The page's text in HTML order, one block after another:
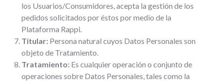
los Usuarios/Consumidores, acepta la gestión de los
pedidos solicitados por éstos por medio de la
Plataforma Rappi.
Titular: Persona natural cuyos Datos Personales son
objeto de Tratamiento.
Tratamiento: Es cualquier operación o conjunto de
operaciones sobre Datos Personales, tales como la